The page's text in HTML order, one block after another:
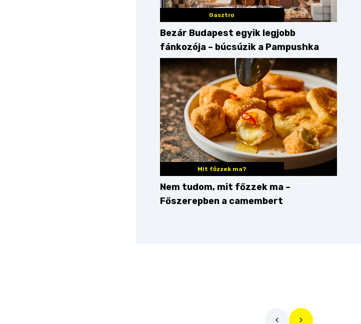
Gasztro
Bezár Budapest egyik legjobb
fánkozója – búcsúzik a Pampushka
Mit főzzek ma?
Nem tudom, mit főzzek ma –
Főszerepben a camembert